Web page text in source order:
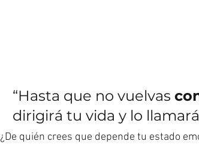
“Hasta que no vuelvas
dirigirá tu vida y lo
¿De quién crees que depende tu estado